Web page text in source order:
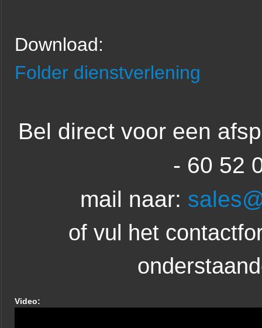
Download:
Folder dienstverlening
Bel direct voor een
- 60 52
mail naar:
of vul het
Video: